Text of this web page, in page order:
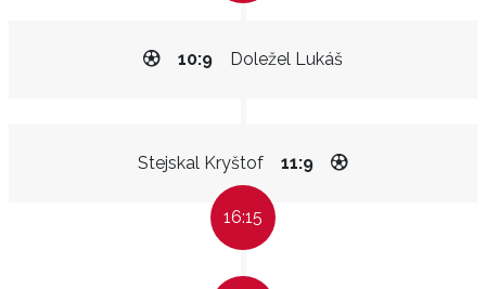
Doležel Lukáš
10:9
Stejskal Kryštof 11:9
16:15